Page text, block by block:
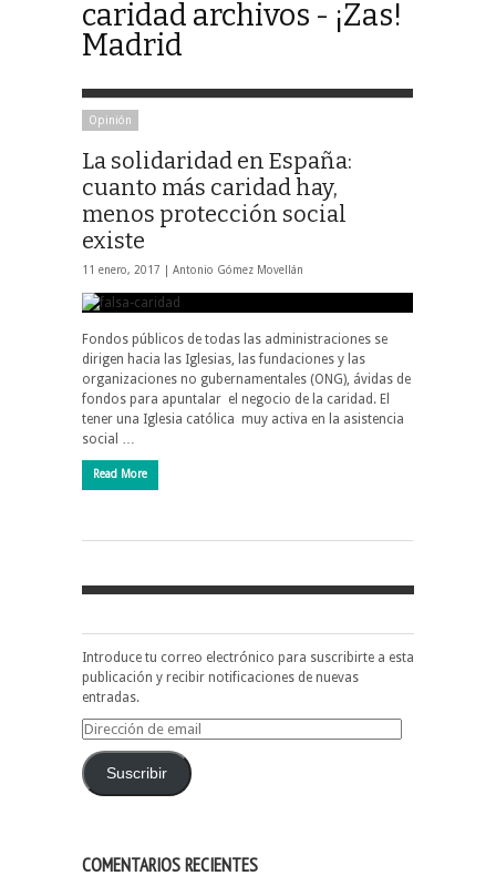
caridad archivos - ¡Zas!
Madrid
Opinión
La solidaridad en España:
cuanto más caridad hay,
menos protección social
existe
11 enero, 2017 | Antonio Gómez Movellán
Fondos públicos de todas las administraciones se
dirigen hacia las Iglesias, las fundaciones y las
organizaciones no gubernamentales (ONG), ávidas de
fondos para apuntalar el negocio de la caridad. El
tener una Iglesia católica muy activa en la asistencia
social …
Read More
Introduce tu correo electrónico para suscribirte a esta
publicación y recibir notificaciones de nuevas
entradas.
Dirección
emailSuscribir
COMENTARIOS RECIENTES